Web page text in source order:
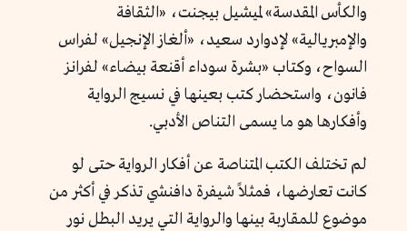
والكأس المقدسة» لميشيل بيجنت، «الثقافة
والإمبريالية» لإدوارد سعيد، «ألغاز الإنجيل» لفراس
السواح، وكتاب «بشرة سوداء أقنعة بيضاء» لفرانز
فانون، واستحضار كتب بعينها في نسيج الرواية
وأفكارها هو ما يسمى التناص الأدبي.
لم تختلف الكتب المتناصة عن أفكار الرواية حتى لو
كانت تعارضها، فمثلاً شيفرة دافنشي تذكر في أكثر من
موضوع للمقاربة بينها والرواية التي يريد البطل نور